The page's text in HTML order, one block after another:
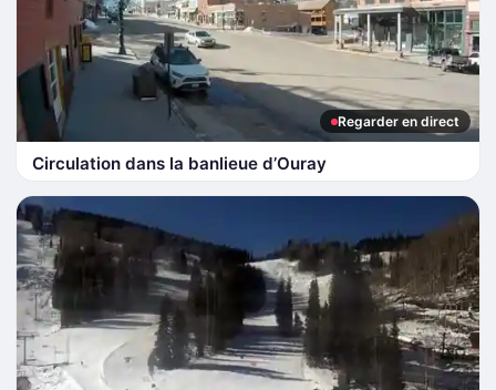
Regarder en direct
Circulation dans la banlieue d’Ouray